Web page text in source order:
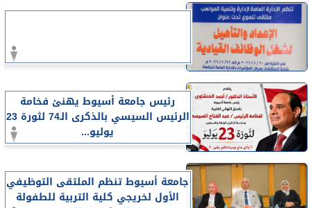
رئيس جامعة أسيوط يهنئ فخامة
الرئيس السيسي بالذكرى الـ74 لثورة 23
يوليو...
جامعة أسيوط تنظم الملتقى التوظيفي
الأول لخريجي كلية التربية للطفولة